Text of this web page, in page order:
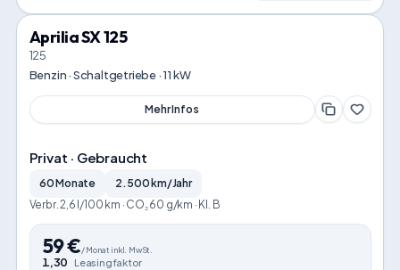
Aprilia SX 125
125
Benzin · Schaltgetriebe · 11 kW
Mehr Infos
Privat · Gebraucht
60 Monate
2.500 km/Jahr
Verbr. 2,6 l/100 km · CO₂ 60 g/km · Kl. B
59€/Monat inkl. MwSt.
1,30 Leasingfaktor